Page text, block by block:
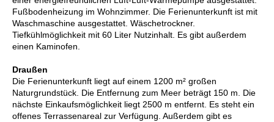
Fußbodenheizung im Wohnzimmer. Die Ferienunterkunft ist mit
Waschmaschine ausgestattet. Wäschetrockner.
Tiefkühlmöglichkeit mit 60 Liter Nutzinhalt. Es gibt außerdem
einen Kaminofen.
Draußen
Die Ferienunterkunft liegt auf einem 1200 m² großen
Naturgrundstück. Die Entfernung zum Meer beträgt 150 m. Die
nächste Einkaufsmöglichkeit liegt 2500 m entfernt. Es steht ein
offenes Terrassenareal zur Verfügung. Außerdem gibt es